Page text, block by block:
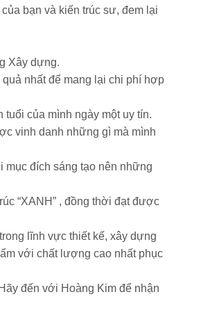
bạn và kiến trúc sư, đem lại
Xây dựng.
nhất để mang lại chi phí hợp
của mình ngày một uy tín.
vinh danh những gì mà mình
đích sáng tạo nên những
“XANH” , đồng thời đạt được
lĩnh vực thiết kế, xây dựng
với chất lượng cao nhất phục
đến với Hoàng Kim để nhận